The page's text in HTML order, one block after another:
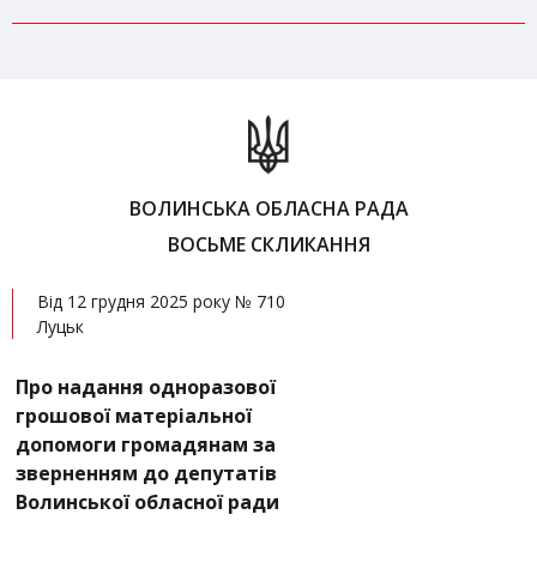
ВОЛИНСЬКА ОБЛАСНА РАДА
ВОСЬМЕ СКЛИКАННЯ
Від 12 грудня 2025 року № 710
Луцьк
Про надання одноразової
грошової матеріальної
допомоги громадянам за
зверненням до депутатів
Волинської обласної ради